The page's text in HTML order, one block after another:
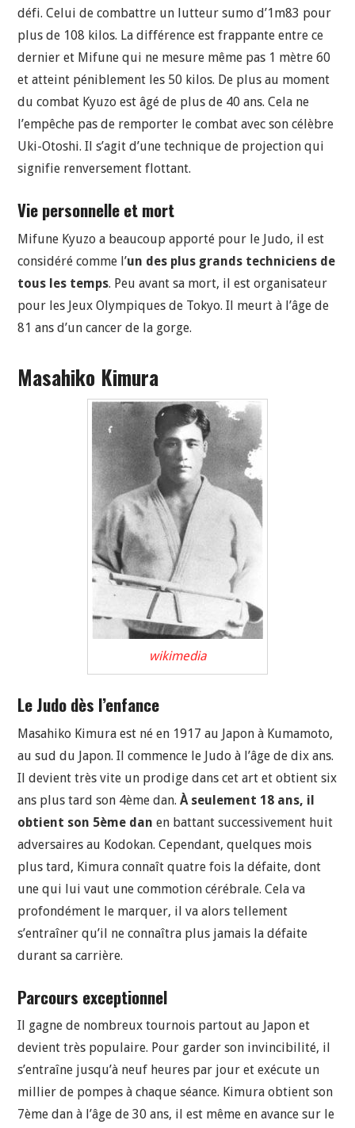
défi. Celui de combattre un lutteur sumo d’1m83 pour
plus de 108 kilos. La différence est frappante entre ce
dernier et Mifune qui ne mesure même pas 1 mètre 60
et atteint péniblement les 50 kilos. De plus au moment
du combat Kyuzo est âgé de plus de 40 ans. Cela ne
l’empêche pas de remporter le combat avec son célèbre
Uki-Otoshi. Il s’agit d’une technique de projection qui
signifie renversement flottant.
Vie personnelle et mort
Mifune Kyuzo a beaucoup apporté pour le Judo, il est
considéré comme l’un des plus grands techniciens de
tous les temps. Peu avant sa mort, il est organisateur
pour les Jeux Olympiques de Tokyo. Il meurt à l’âge de
81 ans d’un cancer de la gorge.
Masahiko Kimura
wikimedia
Le Judo dès l’enfance
Masahiko Kimura est né en 1917 au Japon à Kumamoto,
au sud du Japon. Il commence le Judo à l’âge de dix ans.
Il devient très vite un prodige dans cet art et obtient six
ans plus tard son 4ème dan.À seulement 18 ans, il
obtient son 5ème dan en battant successivement huit
adversaires au Kodokan. Cependant, quelques mois
plus tard, Kimura connaît quatre fois la défaite, dont
une qui lui vaut une commotion cérébrale. Cela va
profondément le marquer, il va alors tellement
s’entraîner qu’il ne connaîtra plus jamais la défaite
durant sa carrière.
Parcours exceptionnel
Il gagne de nombreux tournois partout au Japon et
devient très populaire. Pour garder son invincibilité, il
s’entraîne jusqu’à neuf heures par jour et exécute un
millier de pompes à chaque séance. Kimura obtient son
7ème dan à l’âge de 30 ans, il est même en avance sur le